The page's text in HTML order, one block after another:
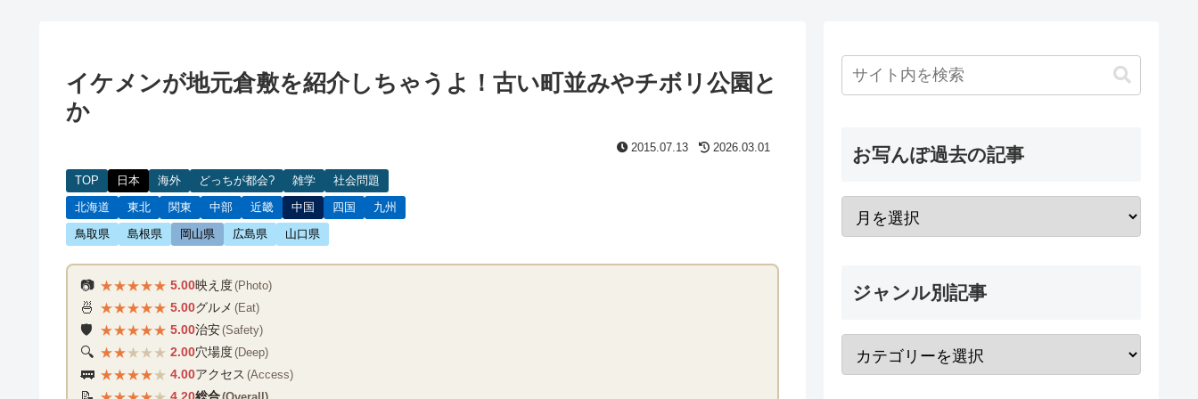
イケメンが地元倉敷を紹介しちゃうよ！古い町並みやチボリ公園と
か
2015.07.13 2026.03.01
TOP 日本 海外 どっちが都会? 雑学
社会問題
北海道
東北 関東 中部 近畿 中国 四国
九州
鳥取県
島根県 岡山県 広島県 山口県
📷 ★★★★★ 5.00映え度(Photo)
🍜 ★★★★★ 5.00グルメ (Eat)
🛡️ ★★★★★ 5.00治安(Safety)
🔍 ★★★★★ 2.00穴場度(Deep)
🚃 ★★★★★ 4.00アクセス (Access)
(Overall)
お写んぽ過去の記事
ジャンル別記事